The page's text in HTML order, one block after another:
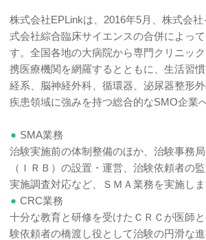
株式会社EPLinkは、2016年5月、株式会
式会社綜合臨床サイエンスの合併によっ
す。全国各地の大病院から専門クリニッ
携医療機関を網羅するとともに、生活習
経系、脳神経外科、循環器、泌尿器整形
疾患領域に強みを持つ総合的なSMO企業
SMA業務
治験実施前の体制整備のほか、治験事務
（ＩＲＢ）の設置・運営、治験依頼者の
実施調査対応など、ＳＭＡ業務を実施しま
CRC業務
十分な教育と研修を受けたＣＲＣが医師
験依頼者の橋渡し役として治験の円滑な進